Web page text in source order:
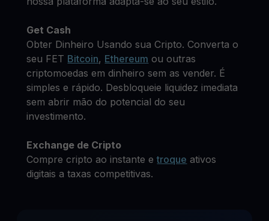
Get Cash
Obter Dinheiro Usando sua Cripto. Converta o
seu FET Bitcoin, Ethereum ou outras
criptomoedas em dinheiro sem as vender. É
simples e rápido. Desbloqueie liquidez imediata
sem abrir mão do potencial do seu
investimento.
Exchange de Cripto
Compre cripto ao instante etroque ativos
digitais a taxas competitivas.